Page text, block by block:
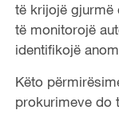
të krijojë gjurmë
të monitorojë
identifikojë
Këto
prokurimeve do